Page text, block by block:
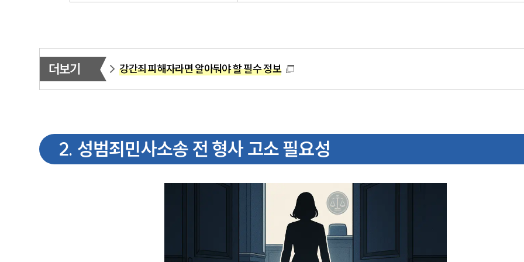
더보기 강간죄 피해자라면 알아둬야 할 필수 정보
2. 성범죄민사소송 전 형사 고소 필요성